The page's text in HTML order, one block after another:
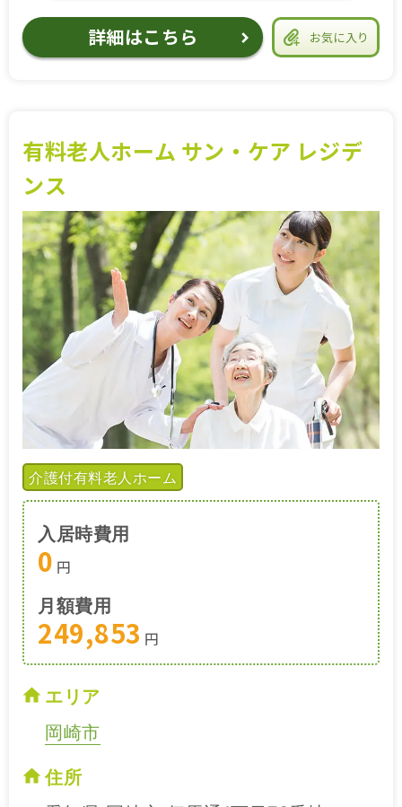
お気に入り
詳細はこちら
有料老人ホーム サン・ケア レジデ
ンス
介護付有料老人ホーム
入居時費用
0 円
月額費用
249,853 円
エリア
岡崎市
住所